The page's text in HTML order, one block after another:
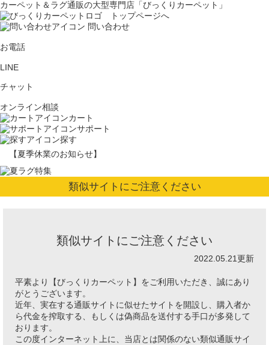
カーペット＆ラグ通販の大型専門店「びっくりカーペット」
問い合わせ
お電話
LINE
チャット
オンライン相談
カート
サポート
探す
【夏季休業のお知らせ】
類似サイトにご注意ください
類似サイトにご注意ください
2022.05.21更新
平素より【びっくりカーペット】をご利用いただき、誠にあり
がとうございます。
近年、実在する通販サイトに似せたサイトを開設し、購入者か
ら代金を搾取する、もしくは偽商品を送付する手口が多発して
おります。
この度インターネット上に、当店とは関係のない類似通販サイ